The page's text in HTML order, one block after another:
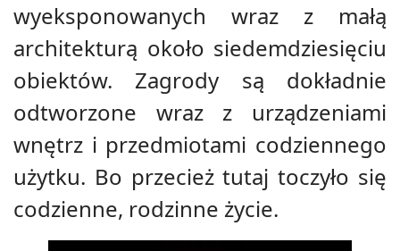
wyeksponowanych wraz z małą
architekturą około siedemdziesięciu
obiektów. Zagrody są dokładnie
odtworzone wraz z urządzeniami
wnętrz i przedmiotami codziennego
użytku. Bo przecież tutaj toczyło się
codzienne, rodzinne życie.